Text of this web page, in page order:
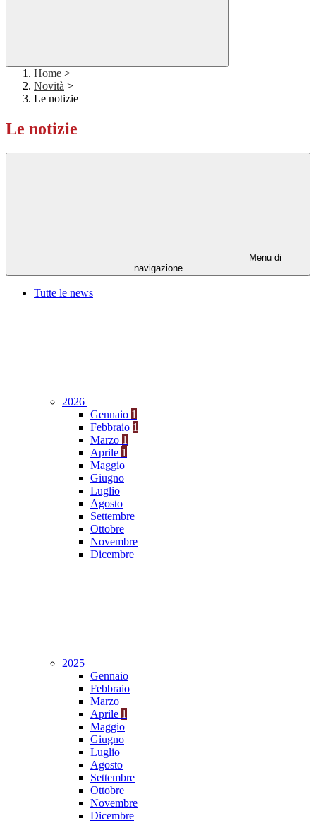
Home >
Novità >
Le notizie
Le notizie
Menu di
navigazione
Tutte le news
2026
Gennaio 1
Febbraio 1
Marzo 1
Aprile 1
Maggio
Giugno
Luglio
Agosto
Settembre
Ottobre
Novembre
Dicembre
2025
Gennaio
Febbraio
Marzo
Aprile 1
Maggio
Giugno
Luglio
Agosto
Settembre
Ottobre
Novembre
Dicembre